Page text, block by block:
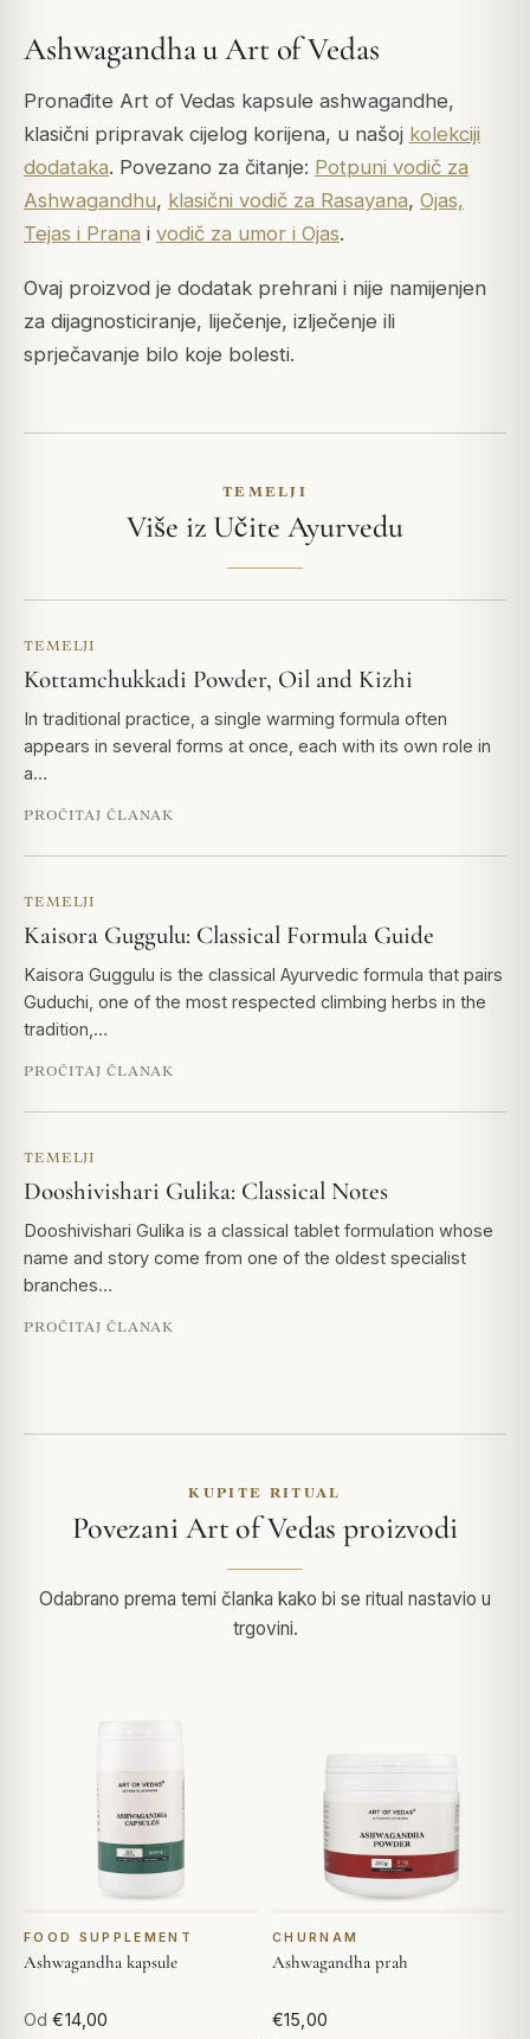
Ashwagandha u Art of Vedas
Pronađite Art of Vedas kapsule ashwagandhe,
klasični pripravak cijelog korijena, u našoj kolekciji
dodataka. Povezano za čitanje: Potpuni vodič za
Ashwagandhu, klasični vodič za Rasayana, Ojas,
Tejas i Prana i vodič za umor i Ojas.
Ovaj proizvod je dodatak prehrani i nije namijenjen
za dijagnosticiranje, liječenje, izlječenje ili
sprječavanje bilo koje bolesti.
TEMELJI
Više iz Učite Ayurvedu
TEMELJI
Kottamchukkadi Powder, Oil and Kizhi
In traditional practice, a single warming formula often
appears in several forms at once, each with its own role in
a…
PROČITAJ ČLANAK
TEMELJI
Kaisora Guggulu: Classical Formula Guide
Kaisora Guggulu is the classical Ayurvedic formula that pairs
Guduchi, one of the most respected climbing herbs in the
tradition,…
PROČITAJ ČLANAK
TEMELJI
Dooshivishari Gulika: Classical Notes
Dooshivishari Gulika is a classical tablet formulation whose
name and story come from one of the oldest specialist
branches…
PROČITAJ ČLANAK
KUPITE RITUAL
Povezani Art of Vedas proizvodi
Odabrano prema temi članka kako bi se ritual nastavio u
trgovini.
FOOD SUPPLEMENT
Ashwagandha kapsule
Od €14,00
CHURNAM
Ashwagandha prah
€15,00